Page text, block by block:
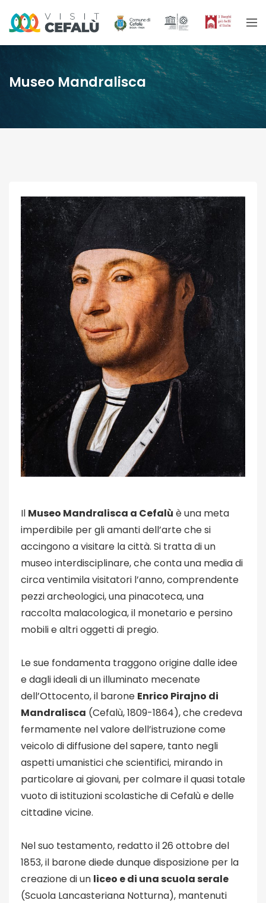
Museo Mandralisca
Il Museo Mandralisca a Cefalù è una meta
imperdibile per gli amanti dell’arte che si
accingono a visitare la città. Si tratta diun
museo interdisciplinare, che conta una media di
circa ventimila visitatori l’anno, comprendente
pezzi archeologici, una pinacoteca, una
raccolta malacologica, il monetario e persino
mobili e altri oggetti di pregio.
Le sue fondamenta traggono origine dalle idee
e dagli ideali di un illuminato mecenate
dell’Ottocento, il barone Enrico Pirajno di
Mandralisca (Cefalù, 1809-1864), che credeva
fermamente nel valore dell’istruzione come
veicolo di diffusione del sapere, tanto negli
aspetti umanistici che scientifici, mirando in
particolare ai giovani, per colmare il quasi totale
vuoto di istituzioni scolastiche di Cefalù e delle
cittadine vicine.
Nel suo testamento, redatto il 26 ottobre del
1853, il barone diede dunque disposizione per la
creazione di un liceo e di una scuola serale
(Scuola Lancasteriana Notturna), mantenuti